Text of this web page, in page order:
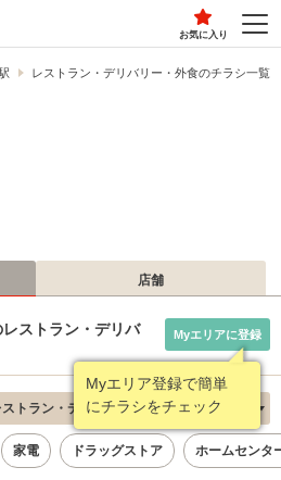
お気に入り
レストラン・デリバリー・外食のチラシ一覧
店舗
ストラン・デリバ
Myエリア登録で簡単
にチラシをチェック
Myエリアに登録
トラン・デリバリー・外食 新着順
家電 ドラッグストア ホームセンタ